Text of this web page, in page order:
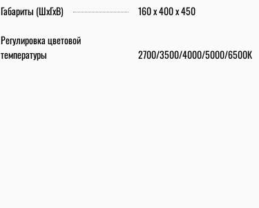
Габариты (ШхГхВ)
160 х 400 х 450
Регулировка цветовой
температуры
2700/3500/4000/5000/6500К